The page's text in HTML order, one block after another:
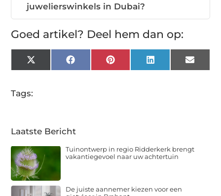
juwelierswinkels in Dubai?
Goed artikel? Deel hem dan op:
X
(Twitter)
FacebookPinterestLinkedInEmail
Tags:
Laatste Bericht
Tuinontwerp in regio Ridderkerk brengt
vakantiegevoel naar uw achtertuin
De juiste aannemer kiezen voor een